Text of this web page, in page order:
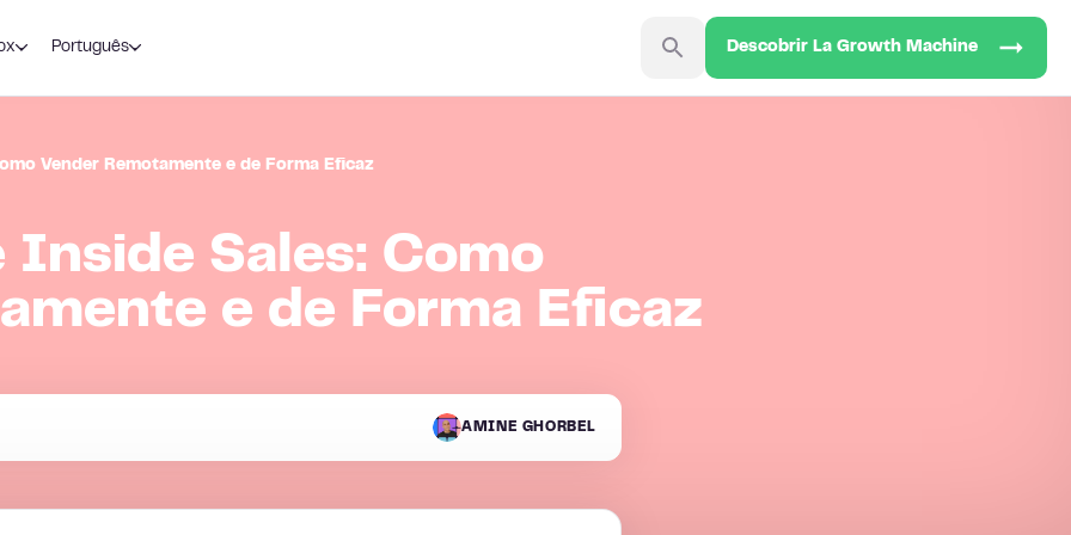
Português Descobrir La Growth Machine
Vender Remotamente e de Forma Eficaz
Inside Sales: Como
e de Forma Eficaz
AMINE GHORBEL